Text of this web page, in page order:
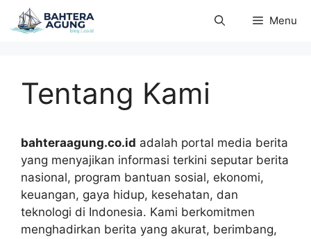
Langsung
ke
Menu
Tentang Kami
bahteraagung.co.id adalah portal media berita
yang menyajikan informasi terkini seputar berita
nasional, program bantuan sosial, ekonomi,
keuangan, gaya hidup, kesehatan, dan
teknologi di Indonesia. Kami berkomitmen
menghadirkan berita yang akurat, berimbang,